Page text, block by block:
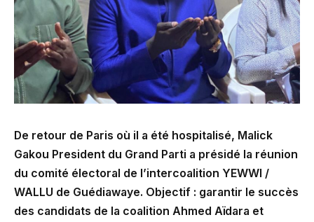
De retour de Paris où il a été hospitalisé, Malick
Gakou President du Grand Parti a présidé la réunion
du comité électoral de l’intercoalition YEWWI /
WALLU de Guédiawaye. Objectif : garantir le succès
des candidats de la coalition Ahmed Aïdara et